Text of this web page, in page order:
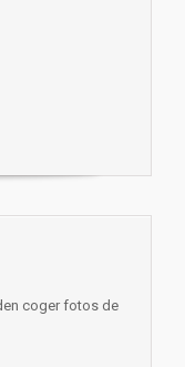
coger fotos de